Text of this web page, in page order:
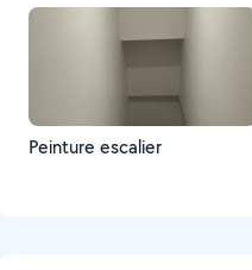
Peinture escalier